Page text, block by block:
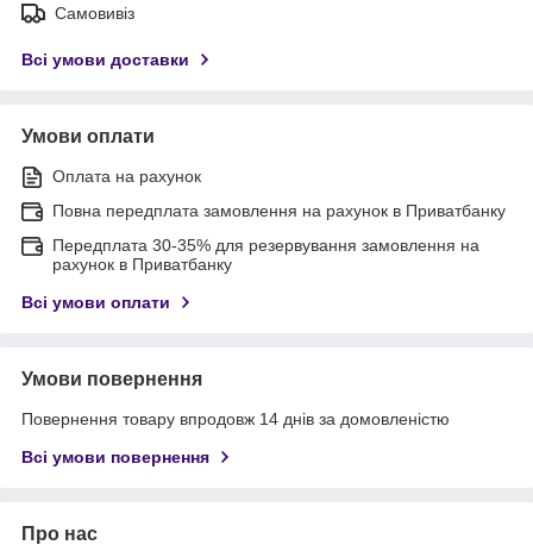
Самовивіз
Всі умови доставки
Умови оплати
Оплата на рахунок
Повна передплата замовлення на рахунок в Приватбанку
Передплата 30-35% для резервування замовлення на
рахунок в Приватбанку
Всі умови оплати
Умови повернення
Повернення товару впродовж 14 днів за домовленістю
Всі умови повернення
Про нас